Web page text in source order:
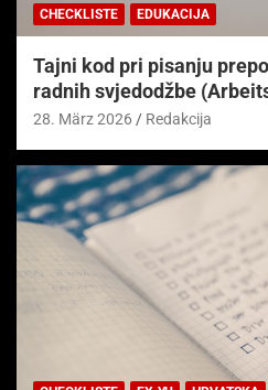
CHECKLISTE EDUKACIJA
Tajni kod pri pisanju
radnih svjedodžbe
28. März 2026 Redakcija